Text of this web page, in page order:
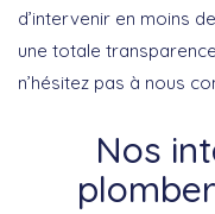
d’intervenir en moins
une totale
n’hésitez pas à nous
Nos